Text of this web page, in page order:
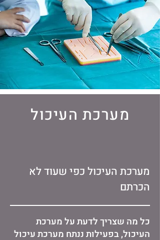
מערכת העיכול
מערכת העיכול כפי שעוד לא
הכרתם
כל מה שצריך לדעת על מערכת
העיכול, בפעילות ננתח מערכת עיכול